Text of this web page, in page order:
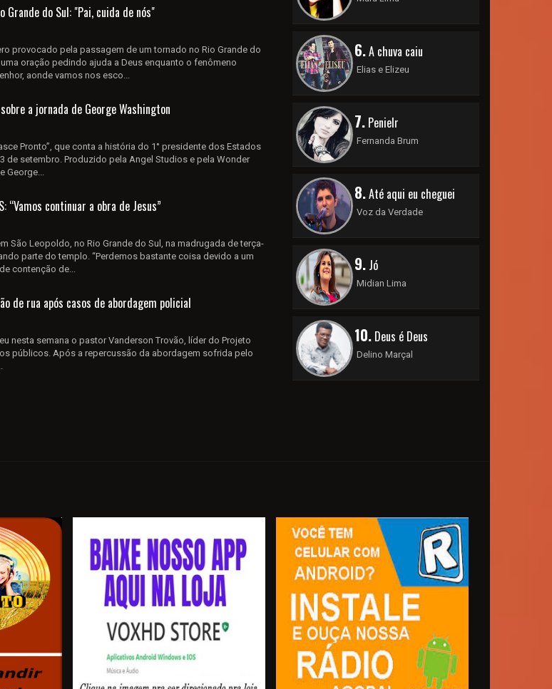
do Sul: "Pai, cuida de nós"
provocado pela passagem de um tornado no Rio Grande do
oração pedindo ajuda a Deus enquanto o fenômeno
aonde vamos nos esco...
a jornada de George Washington
Pronto”, que conta a história do 1° presidente dos Estados
de setembro. Produzido pela Angel Studios e pela Wonder
continuar a obra de Jesus”
São Leopoldo, no Rio Grande do Sul, na madrugada de terça-
parte do templo. “Perdemos bastante coisa devido a um
contenção de...
de rua após casos de abordagem policial
nesta semana o pastor Vanderson Trovão, líder do Projeto
públicos. Após a repercussão da abordagem sofrida pelo
6.A chuva caiu
Elias e Elizeu
7.Penielr
Fernanda Brum
8.Até aqui eu cheguei
Voz da Verdade
9.Jó
Midian Lima
10.Deus é Deus
Delino Marçal